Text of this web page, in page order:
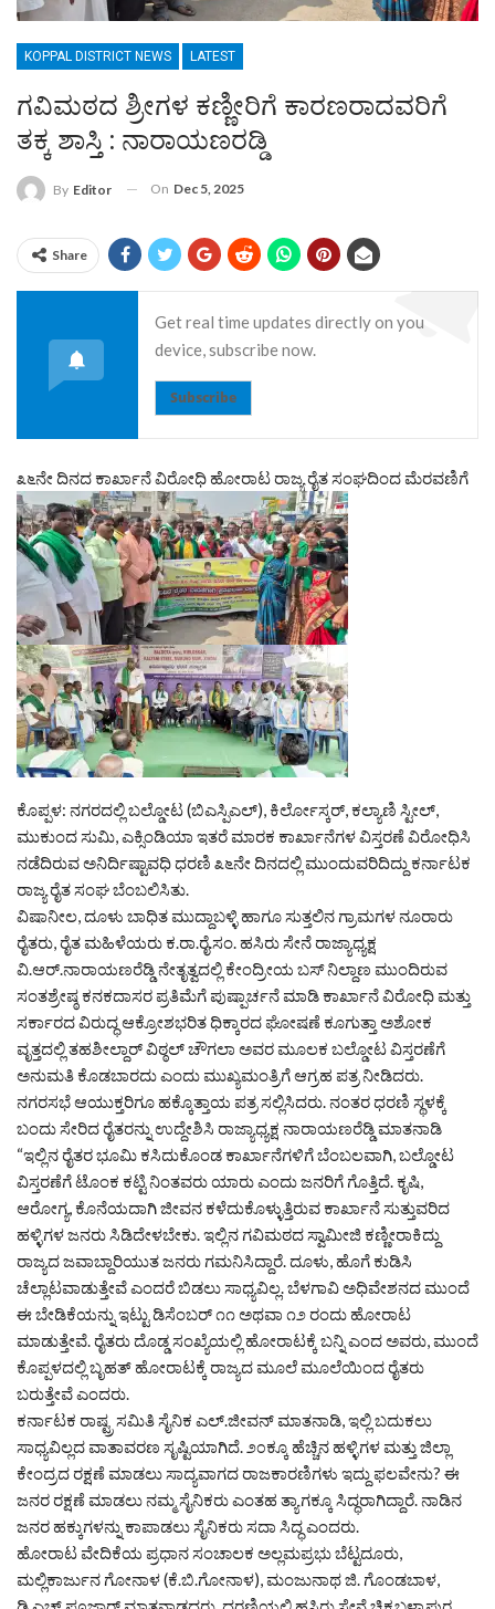
KOPPAL DISTRICT NEWS LATEST
ಗವಿಮಠದ ಶ್ರೀಗಳ ಕಣ್ಣೀರಿಗೆ ಕಾರಣರಾದವರಿಗೆ
ತಕ್ಕ ಶಾಸ್ತಿ : ನಾರಾಯಣರಡ್ಡಿ
By Editor On Dec 5, 2025
Share
Get real time updates directly on you
device, subscribe now.
Subscribe
೩೬ನೇ ದಿನದ ಕಾರ್ಖಾನೆ ವಿರೋಧಿ ಹೋರಾಟ ರಾಜ್ಯ ರೈತ ಸಂಘದಿಂದ ಮೆರವಣಿಗೆ
ಕೊಪ್ಪಳ: ನಗರದಲ್ಲಿ ಬಲ್ಡೋಟ (ಬಿಎಸ್ಪಿಎಲ್), ಕಿರ್ಲೋಸ್ಕರ್, ಕಲ್ಯಾಣಿ ಸ್ಟೀಲ್,
ಮುಕುಂದ ಸುಮಿ, ಎಕ್ಸಿಂಡಿಯಾ ಇತರೆ ಮಾರಕ ಕಾರ್ಖಾನೆಗಳ ವಿಸ್ತರಣೆ ವಿರೋಧಿಸಿ
ನಡೆದಿರುವ ಅನಿರ್ದಿಷ್ಟಾವಧಿ ಧರಣಿ ೩೬ನೇ ದಿನದಲ್ಲಿ ಮುಂದುವರಿದಿದ್ದು ಕರ್ನಾಟಕ
ರಾಜ್ಯ ರೈತ ಸಂಘ ಬೆಂಬಲಿಸಿತು.
ವಿಷಾನೀಲ, ದೂಳು ಬಾಧಿತ ಮುದ್ದಾಬಳ್ಳಿ ಹಾಗೂ ಸುತ್ತಲಿನ ಗ್ರಾಮಗಳ ನೂರಾರು
ರೈತರು, ರೈತ ಮಹಿಳೆಯರು ಕ.ರಾ.ರೈ.ಸಂ. ಹಸಿರು ಸೇನೆ ರಾಜ್ಯಾಧ್ಯಕ್ಷ
ವಿ.ಆರ್.ನಾರಾಯಣರೆಡ್ಡಿ ನೇತೃತ್ವದಲ್ಲಿ ಕೇಂದ್ರೀಯ ಬಸ್ ನಿಲ್ದಾಣ ಮುಂದಿರುವ
ಸಂತಶ್ರೇಷ್ಠ ಕನಕದಾಸರ ಪ್ರತಿಮೆಗೆ ಪುಷ್ಪಾರ್ಚನೆ ಮಾಡಿ ಕಾರ್ಖಾನೆ ವಿರೋಧಿ ಮತ್ತು
ಸರ್ಕಾರದ ವಿರುದ್ಧ ಆಕ್ರೋಶಭರಿತ ಧಿಕ್ಕಾರದ ಘೋಷಣೆ ಕೂಗುತ್ತಾ ಅಶೋಕ
ವೃತ್ತದಲ್ಲಿ ತಹಶೀಲ್ದಾರ್ ವಿಠ್ಠಲ್ ಚೌಗಲಾ ಅವರ ಮೂಲಕ ಬಲ್ಡೋಟ ವಿಸ್ತರಣೆಗೆ
ಅನುಮತಿ ಕೊಡಬಾರದು ಎಂದು ಮುಖ್ಯಮಂತ್ರಿಗೆ ಆಗ್ರಹ ಪತ್ರ ನೀಡಿದರು.
ನಗರಸಭೆ ಆಯುಕ್ತರಿಗೂ ಹಕ್ಕೊತ್ತಾಯ ಪತ್ರ ಸಲ್ಲಿಸಿದರು. ನಂತರ ಧರಣಿ ಸ್ಥಳಕ್ಕೆ
ಬಂದು ಸೇರಿದ ರೈತರನ್ನು ಉದ್ದೇಶಿಸಿ ರಾಜ್ಯಾಧ್ಯಕ್ಷ ನಾರಾಯಣರೆಡ್ಡಿ ಮಾತನಾಡಿ
“ಇಲ್ಲಿನ ರೈತರ ಭೂಮಿ ಕಸಿದುಕೊಂಡ ಕಾರ್ಖಾನೆಗಳಿಗೆ ಬೆಂಬಲವಾಗಿ, ಬಲ್ಡೋಟ
ವಿಸ್ತರಣೆಗೆ ಟೊಂಕ ಕಟ್ಟಿ ನಿಂತವರು ಯಾರು ಎಂದು ಜನರಿಗೆ ಗೊತ್ತಿದೆ. ಕೃಷಿ,
ಆರೋಗ್ಯ, ಕೊನೆಯದಾಗಿ ಜೀವನ ಕಳೆದುಕೊಳ್ಳುತ್ತಿರುವ ಕಾರ್ಖಾನೆ ಸುತ್ತುವರಿದ
ಹಳ್ಳಿಗಳ ಜನರು ಸಿಡಿದೇಳಬೇಕು. ಇಲ್ಲಿನ ಗವಿಮಠದ ಸ್ವಾಮೀಜಿ ಕಣ್ಣೀರಾಕಿದ್ದು
ರಾಜ್ಯದ ಜವಾಬ್ದಾರಿಯುತ ಜನರು ಗಮನಿಸಿದ್ದಾರೆ. ದೂಳು, ಹೊಗೆ ಕುಡಿಸಿ
ಚೆಲ್ಲಾಟವಾಡುತ್ತೇವೆ ಎಂದರೆ ಬಿಡಲು ಸಾಧ್ಯವಿಲ್ಲ. ಬೆಳಗಾವಿ ಅಧಿವೇಶನದ ಮುಂದೆ
ಈ ಬೇಡಿಕೆಯನ್ನು ಇಟ್ಟು ಡಿಸೆಂಬರ್ ೧೧ ಅಥವಾ ೧೨ ರಂದು ಹೋರಾಟ
ಮಾಡುತ್ತೇವೆ. ರೈತರು ದೊಡ್ಡ ಸಂಖ್ಯೆಯಲ್ಲಿ ಹೋರಾಟಕ್ಕೆ ಬನ್ನಿ ಎಂದ ಅವರು, ಮುಂದೆ
ಕೊಪ್ಪಳದಲ್ಲಿ ಬೃಹತ್ ಹೋರಾಟಕ್ಕೆ ರಾಜ್ಯದ ಮೂಲೆ ಮೂಲೆಯಿಂದ ರೈತರು
ಬರುತ್ತೇವೆ ಎಂದರು.
ಕರ್ನಾಟಕ ರಾಷ್ಟ್ರ ಸಮಿತಿ ಸೈನಿಕ ಎಲ್.ಜೀವನ್ ಮಾತನಾಡಿ, ಇಲ್ಲಿ ಬದುಕಲು
ಸಾಧ್ಯವಿಲ್ಲದ ವಾತಾವರಣ ಸೃಷ್ಟಿಯಾಗಿದೆ. ೨೦ಕ್ಕೂ ಹೆಚ್ಚಿನ ಹಳ್ಳಿಗಳ ಮತ್ತು ಜಿಲ್ಲಾ
ಕೇಂದ್ರದ ರಕ್ಷಣೆ ಮಾಡಲು ಸಾದ್ಯವಾಗದ ರಾಜಕಾರಣಿಗಳು ಇದ್ದು ಫಲವೇನು? ಈ
ಜನರ ರಕ್ಷಣೆ ಮಾಡಲು ನಮ್ಮ ಸೈನಿಕರು ಎಂತಹ ತ್ಯಾಗಕ್ಕೂ ಸಿದ್ಧರಾಗಿದ್ದಾರೆ. ನಾಡಿನ
ಜನರ ಹಕ್ಕುಗಳನ್ನು ಕಾಪಾಡಲು ಸೈನಿಕರು ಸದಾ ಸಿದ್ಧ ಎಂದರು.
ಹೋರಾಟ ವೇದಿಕೆಯ ಪ್ರಧಾನ ಸಂಚಾಲಕ ಅಲ್ಲಮಪ್ರಭು ಬೆಟ್ಟದೂರು,
ಮಲ್ಲಿಕಾರ್ಜುನ ಗೋನಾಳ (ಕೆ.ಬಿ.ಗೋನಾಳ), ಮಂಜುನಾಥ ಜಿ. ಗೊಂಡಬಾಳ,